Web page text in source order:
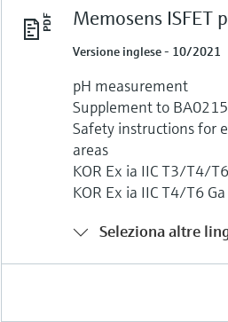
Memosens ISFET
Versione inglese - 10/2021
pH measurement
Supplement to
Safety instructions for
areas
KOR Ex ia IIC T3/T4/
KOR Ex ia IIC T4/T6 Ga
Seleziona altre